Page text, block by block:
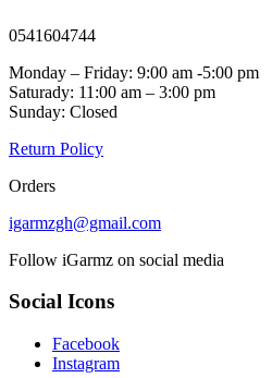
0541604744
Monday – Friday: 9:00 am -5:00 pm
Saturady: 11:00 am – 3:00 pm
Sunday: Closed
Return Policy
Orders
igarmzgh@gmail.com
Follow iGarmz on social media
Social Icons
Facebook
Instagram